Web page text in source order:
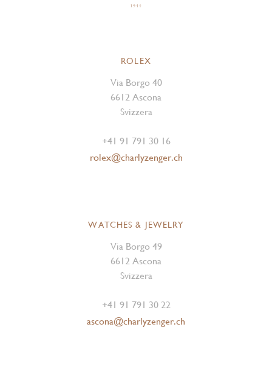
ROLEX
Via Borgo 40
6612 Ascona
Svizzera
+41 91 791 30 16
rolex@charlyzenger.ch
WATCHES & JEWELRY
Via Borgo 49
6612 Ascona
Svizzera
+41 91 791 30 22
ascona@charlyzenger.ch